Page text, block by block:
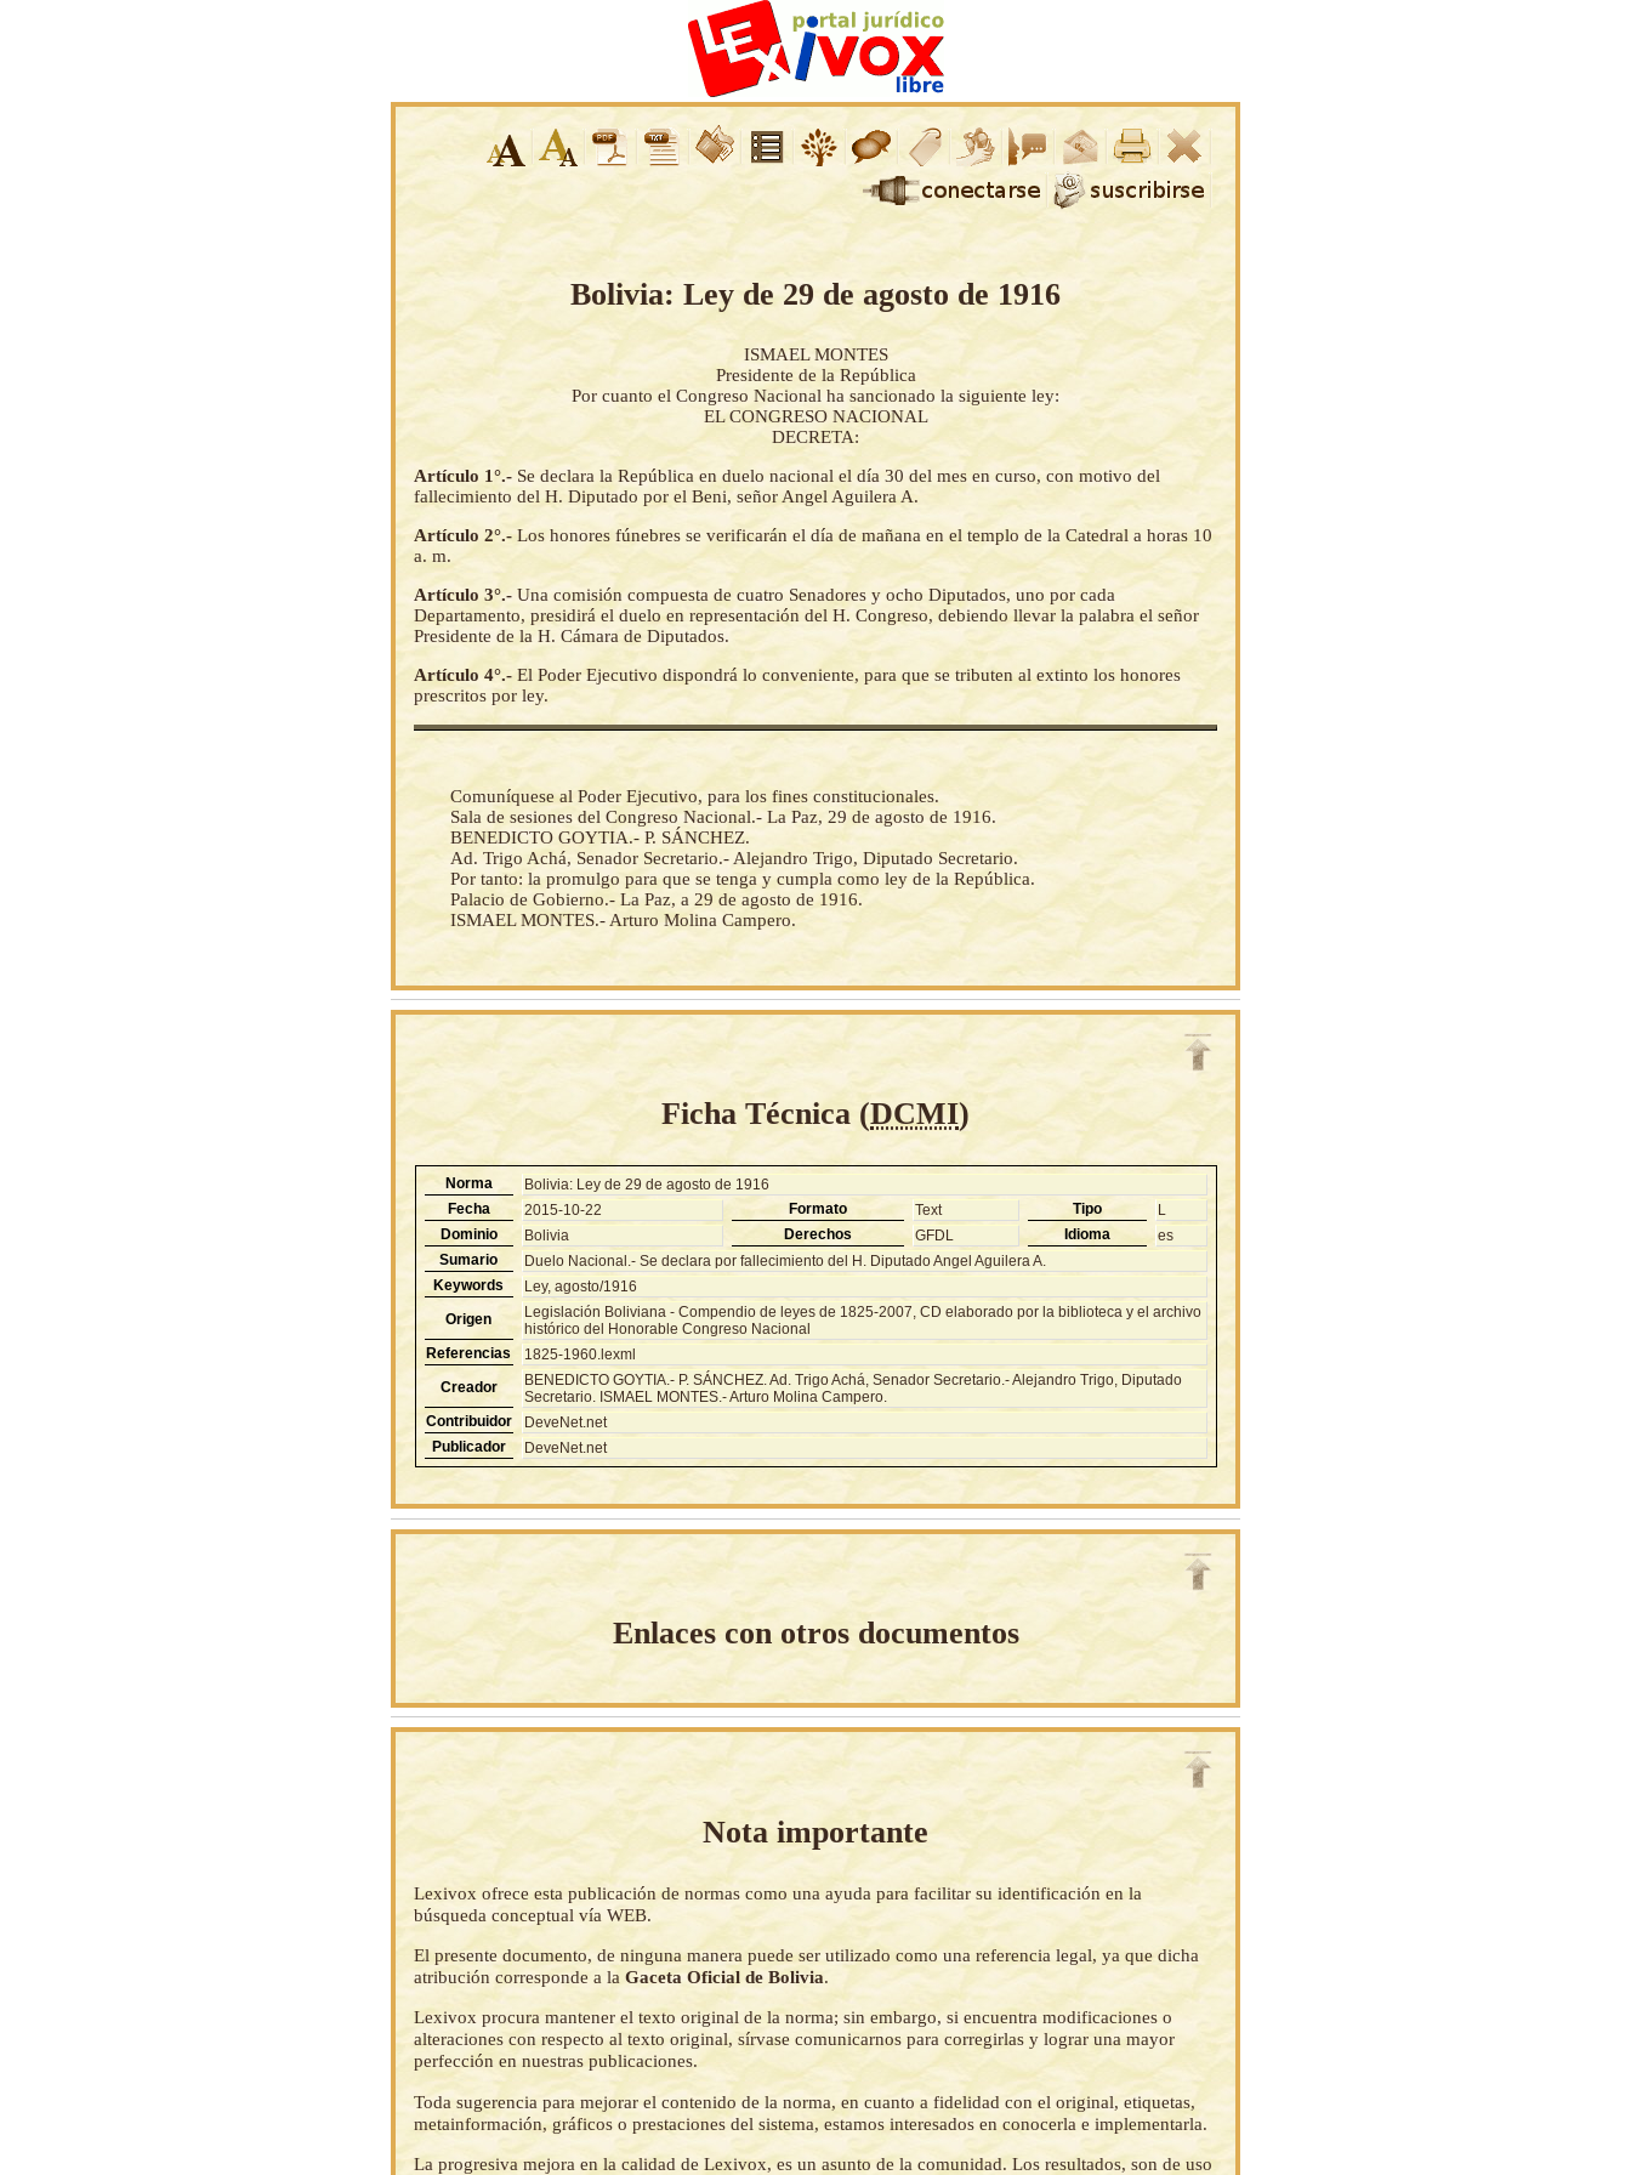
Bolivia: Ley de 29 de agosto de 1916
ISMAEL MONTES
Presidente de la República
Por cuanto el Congreso Nacional ha sancionado la siguiente ley:
EL CONGRESO NACIONAL
DECRETA:
Artículo 1°.- Se declara la República en duelo nacional el día 30 del mes en curso, con motivo del
fallecimiento del H. Diputado por el Beni, señor Angel Aguilera A.
Artículo 2°.-Los honores fúnebres se verificarán el día de mañana en el templo de la Catedral a horas 10
a. m.
Artículo 3°.- Una comisión compuesta de cuatro Senadores y ocho Diputados, uno por cada
Departamento, presidirá el duelo en representación del H. Congreso, debiendo llevar la palabra el señor
Presidente de la H. Cámara de Diputados.
Artículo 4°.- El Poder Ejecutivo dispondrá lo conveniente, para que se tributen al extinto los honores
prescritos por ley.
Comuníquese al Poder Ejecutivo, para los fines constitucionales.
Sala de sesiones del Congreso Nacional.- La Paz, 29 de agosto de 1916.
BENEDICTO GOYTIA.- P. SÁNCHEZ.
Ad. Trigo Achá, Senador Secretario.- Alejandro Trigo, Diputado Secretario.
Por tanto: la promulgo para que se tenga y cumpla como ley de la República.
Palacio de Gobierno.- La Paz, a 29 de agosto de 1916.
ISMAEL MONTES.- Arturo Molina Campero.
Ficha Técnica (DCMI)
Norma
Bolivia: Ley de 29 de agosto de 1916
Fecha
2015-10-22 Formato Text Tipo
L
Dominio
Bolivia Derechos GFDL Idioma
es
Sumario
Duelo Nacional.- Se declara por fallecimiento del H. Diputado Angel Aguilera A.
Keywords
Ley, agosto/1916
Origen
Legislación Boliviana - Compendio de leyes de 1825-2007, CD elaborado por la biblioteca y el archivo
histórico del Honorable Congreso Nacional
Referencias
1825-1960.lexml
Creador
BENEDICTO GOYTIA.- P. SÁNCHEZ. Ad. Trigo Achá, Senador Secretario.- Alejandro Trigo, Diputado
Secretario. ISMAEL MONTES.- Arturo Molina Campero.
Contribuidor
DeveNet.net
Publicador
DeveNet.net
Enlaces con otros documentos
Nota importante
Lexivox ofrece esta publicación de normas como una ayuda para facilitar su identificación en la
búsqueda conceptual vía WEB.
El presente documento, de ninguna manera puede ser utilizado como una referencia legal, ya que dicha
atribución corresponde a laGaceta Oficial de Bolivia.
Lexivox procura mantener el texto original de la norma; sin embargo, si encuentra modificaciones o
alteraciones con respecto al texto original, sírvase comunicarnos para corregirlas y lograr una mayor
perfección en nuestras publicaciones.
Toda sugerencia para mejorar el contenido de la norma, en cuanto a fidelidad con el original, etiquetas,
metainformación, gráficos o prestaciones del sistema, estamos interesados en conocerla e implementarla.
La progresiva mejora en la calidad de Lexivox, es un asunto de la comunidad. Los resultados, son de uso